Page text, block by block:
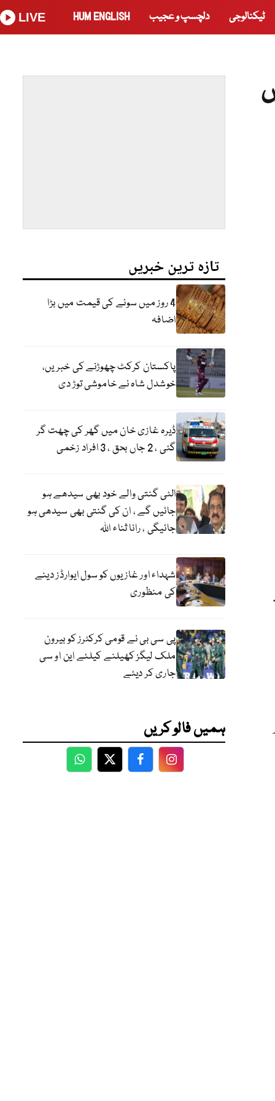
ٹیکنالوجی دلچسپ و عجیب HUM ENGLISH
LIVE
تازہ ترین خبریں
4 روز میں سونے کی قیمت میں بڑا
اضافہ
پاکستان کرکٹ چھوڑنے کی خبریں،
خوشدل شاہ نے خاموشی توڑ دی
ڈیرہ غازی خان میں گھر کی چھت گر
گئی ، 2 جاں بحق ، 3 افراد زخمی
الٹی گنتی والے خود بھی سیدھے ہو
جائیں گے ، ان کی گنتی بھی سیدھی ہو
جائیگی ، رانا ثناء اللہ
شہداء اور غازیوں کو سول ایوارڈز دینے
کی منظوری
پی سی بی نے قومی کرکٹرز کو بیرون
ملک لیگز کھیلنے کیلئے این او سی
جاری کر دیئے
ہمیں فالو کریں
WhatsApp
TwitterFacebookFacebook